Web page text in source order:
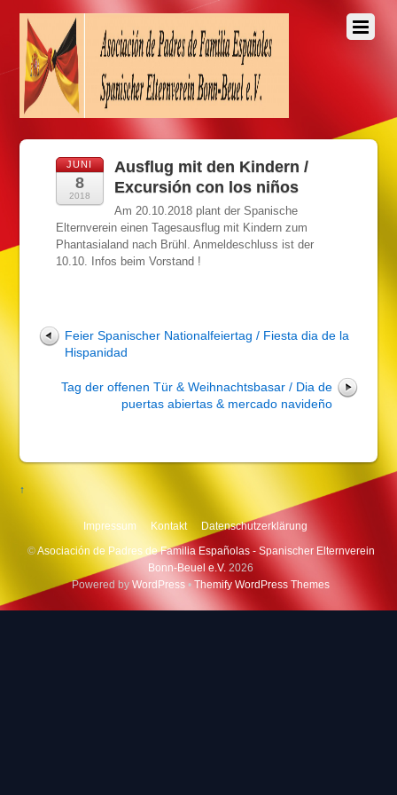
JUNI
8
2018
Ausflug mit den Kindern /
Excursión con los niños
Am 20.10.2018 plant der Spanische
Elternverein einen Tagesausflug mit Kindern zum
Phantasialand nach Brühl. Anmeldeschluss ist der
10.10. Infos beim Vorstand !
Feier Spanischer Nationalfeiertag / Fiesta dia de la
Hispanidad
Tag der offenen Tür & Weihnachtsbasar / Dia de
puertas abiertas & mercado navideño
↑
Impressum Kontakt Datenschutzerklärung
©Asociación de Padres de Familia Españolas - Spanischer Elternverein
Bonn-Beuel e.V. 2026
Powered by WordPress • Themify WordPress Themes